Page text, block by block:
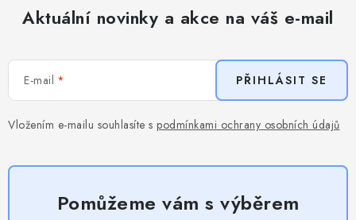
Aktuální novinky a akce na váš e-mail
E-mail
Vložením e-mailu souhlasíte s podmínkami ochrany osobních údajů
PŘIHLÁSIT SE
Pomůžeme vám s výběrem